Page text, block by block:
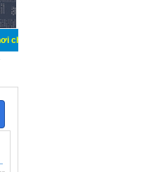
thức kinh nghiệm trong lãnh